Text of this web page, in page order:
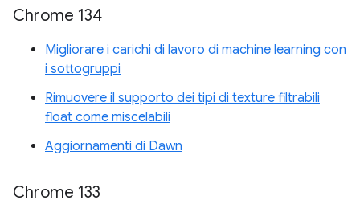
Chrome 134
Migliorare i carichi di lavoro di machine learning con
i sottogruppi
Rimuovere il supporto dei tipi di texture filtrabili
float come miscelabili
Aggiornamenti di Dawn
Chrome 133